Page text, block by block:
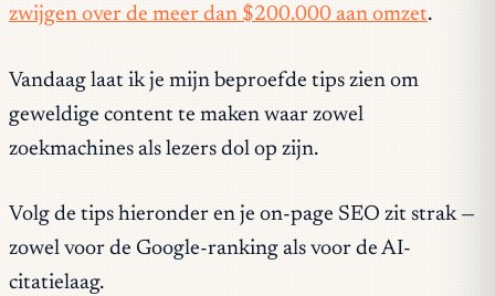
zwijgen over de meer dan $200.000 aan omzet.
Vandaag laat ik je mijn beproefde tips zien om
geweldige content te maken waar zowel
zoekmachines als lezers dol op zijn.
Volg de tips hieronder en je on-page SEO zit strak —
zowel voor de Google-ranking als voor de AI-
citatielaag.